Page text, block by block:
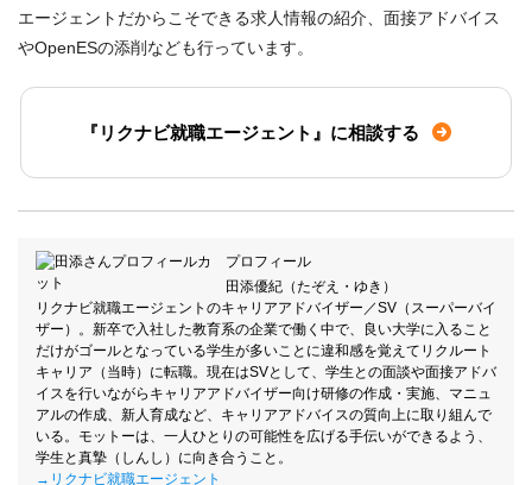
エージェントだからこそできる求人情報の紹介、面接アドバイス
やOpenESの添削なども行っています。
『リクナビ就職エージェント』に相談する
プロフィール
田添優紀（たぞえ・ゆき）
リクナビ就職エージェントのキャリアアドバイザー／SV（スーパーバイ
ザー）。新卒で入社した教育系の企業で働く中で、良い大学に入ること
だけがゴールとなっている学生が多いことに違和感を覚えてリクルート
キャリア（当時）に転職。現在はSVとして、学生との面談や面接アドバ
イスを行いながらキャリアアドバイザー向け研修の作成・実施、マニュ
アルの作成、新人育成など、キャリアアドバイスの質向上に取り組んで
いる。モットーは、一人ひとりの可能性を広げる手伝いができるよう、
学生と真摯（しんし）に向き合うこと。
→リクナビ就職エージェント